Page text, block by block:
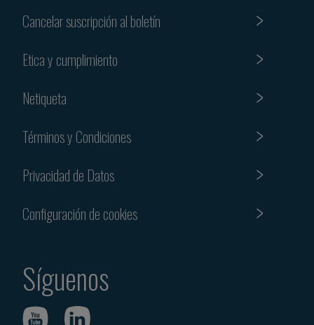
Cancelar suscripción al boletín
Etica y cumplimiento
Netiqueta
Términos y Condiciones
Privacidad de Datos
Configuración de cookies
Síguenos